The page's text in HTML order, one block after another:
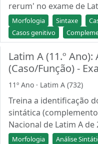
rerum' no exame de
Morfologia Sintaxe
Casos genitivo
Latim A (11.º
(Caso/Função) -
11º Ano · Latim A (732)
Treina a identificação
sintática
Nacional de Latim A de
Morfologia Análise